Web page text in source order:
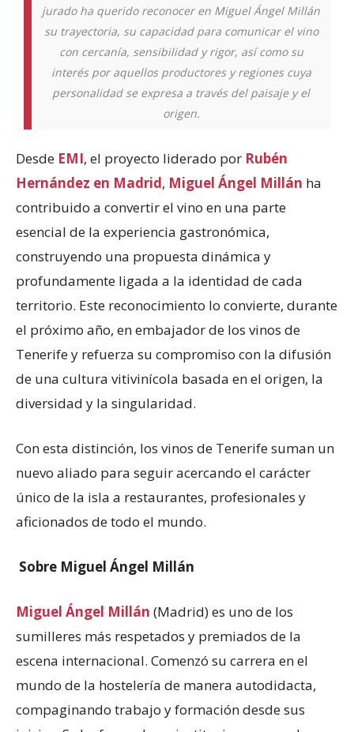
jurado ha querido reconocer en Miguel Ángel Millán
su trayectoria, su capacidad para comunicar el vino
con cercanía, sensibilidad y rigor, así como su
interés por aquellos productores y regiones cuya
personalidad se expresa a través del paisaje y el
origen.
Desde EMI, el proyecto liderado por Rubén
Hernández en Madrid, Miguel Ángel Millán ha
contribuido a convertir el vino en una parte
esencial de la experiencia gastronómica,
construyendo una propuesta dinámica y
profundamente ligada a la identidad de cada
territorio. Este reconocimiento lo convierte, durante
el próximo año, en embajador de los vinos de
Tenerife y refuerza su compromiso con la difusión
de una cultura vitivinícola basada en el origen, la
diversidad y la singularidad.
Con esta distinción, los vinos de Tenerife suman un
nuevo aliado para seguir acercando el carácter
único de la isla a restaurantes, profesionales y
aficionados de todo el mundo.
Sobre Miguel Ángel Millán
Miguel Ángel Millán (Madrid) es uno de los
sumilleres más respetados y premiados de la
escena internacional. Comenzó su carrera en el
mundo de la hostelería de manera autodidacta,
compaginando trabajo y formación desde sus